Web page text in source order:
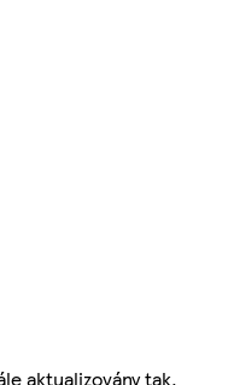
aktualizovány tak,